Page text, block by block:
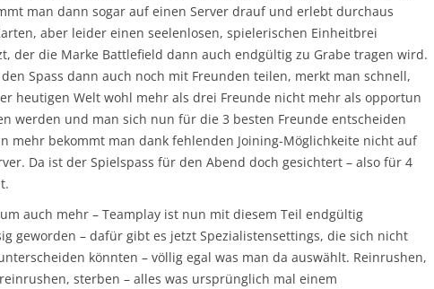
man dann sogar auf einen Server drauf und erlebt durchaus
aber leider einen seelenlosen, spielerischen Einheitbrei
der die Marke Battlefield dann auch endgültig zu Grabe tragen wird.
Spass dann auch noch mit Freunden teilen, merkt man schnell,
heutigen Welt wohl mehr als drei Freunde nicht mehr als opportun
werden und man sich nun für die 3 besten Freunde entscheiden
mehr bekommt man dank fehlenden Joining-Möglichkeite nicht auf
Da ist der Spielspass für den Abend doch gesichtert – also für 4
auch mehr – Teamplay ist nun mit diesem Teil endgültig
geworden – dafür gibt es jetzt Spezialistensettings, die sich nicht
könnten – völlig egal was man da auswählt. Reinrushen,
sterben – alles was ursprünglich mal einem